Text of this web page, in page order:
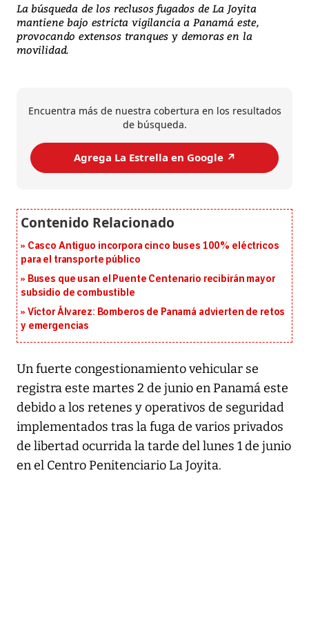
La búsqueda de los reclusos fugados de La Joyita
mantiene bajo estricta vigilancia a Panamá este,
provocando extensos tranques y demoras en la
movilidad.
Encuentra más de nuestra cobertura en los resultados
de búsqueda.
Agrega La Estrella en Google ↗️
Casco Antiguo incorpora cinco buses 100% eléctricos
para el transporte público
Buses que usan el Puente Centenario recibirán mayor
subsidio de combustible
Víctor Álvarez: Bomberos de Panamá advierten de retos
y emergencias
Un fuerte congestionamiento vehicular se
registra este martes 2 de junio en Panamá este
debido a los retenes y operativos de seguridad
implementados tras la fuga de varios privados
de libertad ocurrida la tarde del lunes 1 de junio
en el Centro Penitenciario La Joyita.